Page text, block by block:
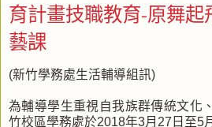
育計畫技職教育-原舞起
藝課
(新竹學務處生活輔導組訊)
為輔導學生重視自我族群傳統文化
竹校區學務處於2018年3月27日至5